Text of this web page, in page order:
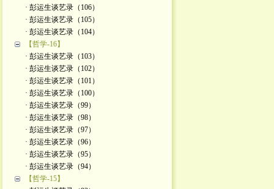
· 彭运生谈艺录（106）
· 彭运生谈艺录（105）
· 彭运生谈艺录（104）
【哲学-16】
· 彭运生谈艺录（103）
· 彭运生谈艺录（102）
· 彭运生谈艺录（101）
· 彭运生谈艺录（100）
· 彭运生谈艺录（99）
· 彭运生谈艺录（98）
· 彭运生谈艺录（97）
· 彭运生谈艺录（96）
· 彭运生谈艺录（95）
· 彭运生谈艺录（94）
【哲学-15】